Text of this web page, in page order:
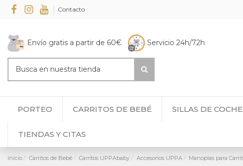
Contacto
Envío gratis a partir de 60€ Servicio 24h/72h
PORTEO CARRITOS DE BEBÉ SILLAS DE COCHE
TIENDAS Y CITAS
Inicio Carritos de Bebé Carritos UPPAbaby Accesorios UPPA Manoplas para